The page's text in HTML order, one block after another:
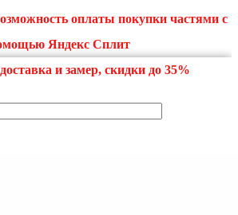
оплаты покупки частями с
Яндекс Сплит
и замер, скидки до 35%